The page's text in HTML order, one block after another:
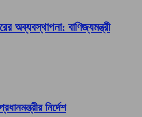
অব্যবস্থাপনা: বাণিজ্যমন্ত্রী
নির্দেশ